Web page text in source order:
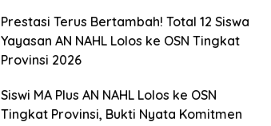
Prestasi Terus Bertambah! Total 12 Siswa
Yayasan AN NAHL Lolos ke OSN Tingkat
Provinsi 2026
Siswi MA Plus AN NAHL Lolos ke OSN
Tingkat Provinsi, Bukti Nyata Komitmen